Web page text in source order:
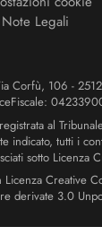
Note Legali
Corfù, 106 -
al
indicato, tutti i
sotto Licenza
Licenza Creative
derivate 3.0